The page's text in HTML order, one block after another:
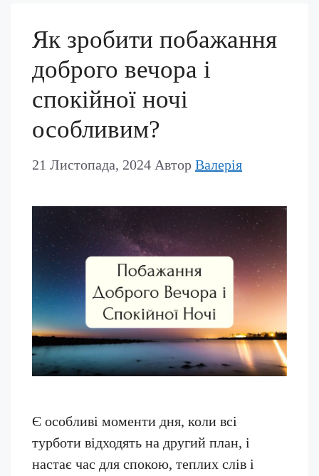
Як зробити побажання
доброго вечора і
спокійної ночі
особливим?
21 Листопада, 2024 Автор Валерія
Є особливі моменти дня, коли всі
турботи відходять на другий план, і
настає час для спокою, теплих слів і